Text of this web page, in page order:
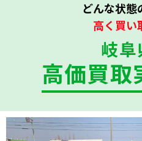
どんな状態
高く買い
岐阜
高価買取